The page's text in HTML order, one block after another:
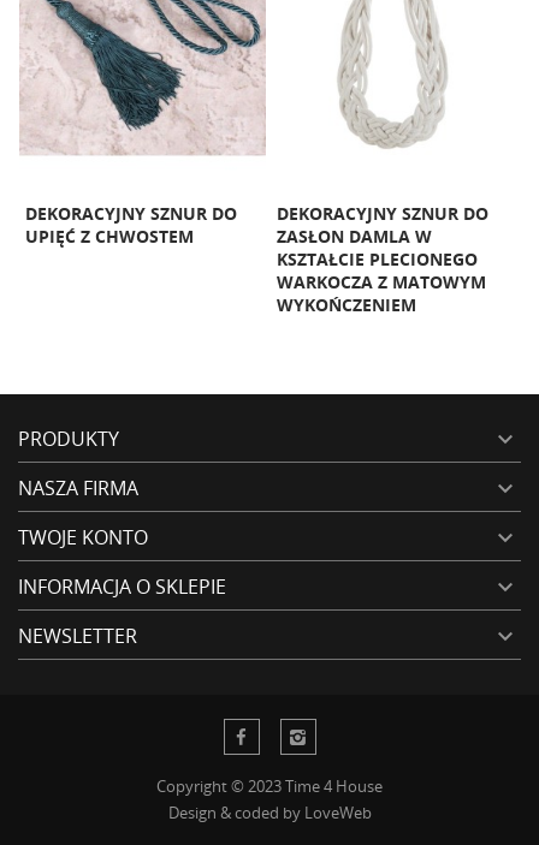
DEKORACYJNY SZNUR DO
UPIĘĆ Z CHWOSTEM
DEKORACYJNY SZNUR DO
ZASŁON DAMLA W
KSZTAŁCIE PLECIONEGO
WARKOCZA Z MATOWYM
WYKOŃCZENIEM
PRODUKTY 
NASZA FIRMA 
TWOJE KONTO 
INFORMACJA O SKLEPIE 
NEWSLETTER 
Copyright © 2023 Time 4 House
Design & coded by LoveWeb